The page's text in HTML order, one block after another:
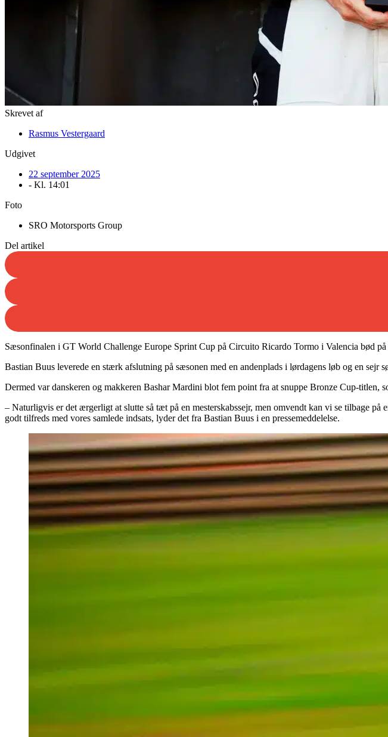
Skrevet af
Rasmus Vestergaard
Udgivet
22 september 2025
- Kl. 14:01
Foto
SRO Motorsports Group
Del artikel
Sæsonfinalen i GT World Challenge Europe Sprint Cup på Circuito Ricardo Tormo i Valencia bød
Bastian Buus leverede en stærk afslutning på sæsonen med en andenplads i lørdagens løb og en sejr
Dermed var danskeren og makkeren Bashar Mardini blot fem point fra at snuppe Bronze Cup-
– Naturligvis er det ærgerligt at slutte så tæt på en mesterskabssejr, men omvendt kan vi se tilbage
godt tilfreds med vores samlede indsats, lyder det fra Bastian Buus i en pressemeddelelse.